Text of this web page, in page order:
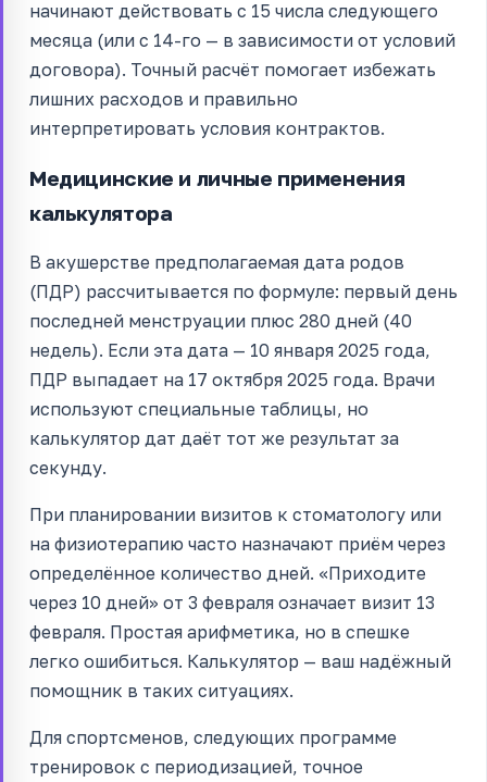
начинают действовать с 15 числа следующего
месяца (или с 14-го — в зависимости от условий
договора). Точный расчёт помогает избежать
лишних расходов и правильно
интерпретировать условия контрактов.
Медицинские и личные применения
калькулятора
В акушерстве предполагаемая дата родов
(ПДР) рассчитывается по формуле: первый день
последней менструации плюс 280 дней (40
недель). Если эта дата — 10 января 2025 года,
ПДР выпадает на 17 октября 2025 года. Врачи
используют специальные таблицы, но
калькулятор дат даёт тот же результат за
секунду.
При планировании визитов к стоматологу или
на физиотерапию часто назначают приём через
определённое количество дней. «Приходите
через 10 дней» от 3 февраля означает визит 13
февраля. Простая арифметика, но в спешке
легко ошибиться. Калькулятор — ваш надёжный
помощник в таких ситуациях.
Для спортсменов, следующих программе
тренировок с периодизацией, точное